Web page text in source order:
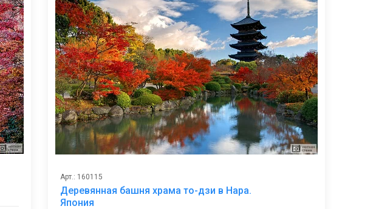
избранное
Арт.: 160115
Деревянная башня храма то-дзи в Нара.
Япония